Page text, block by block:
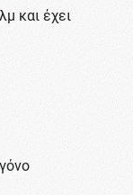
και έχει